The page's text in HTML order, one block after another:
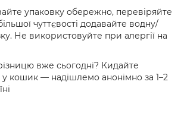
упаковку обережно, перевіряйте
чуттєвості додавайте водну/
Не використовуйте при алергії на
вже сьогодні? Кидайте
у кошик — надішлемо анонімно за 1–2